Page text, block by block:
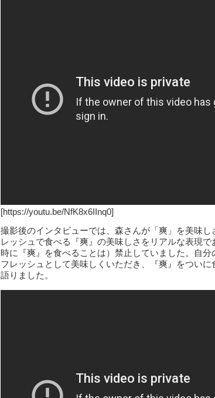
[https://youtu.be/NfK8x6IInq0]
撮影後のインタビューでは、森さんが「爽」を美味
レッシュで食べる『爽』の美味しさをリアルな表現
時に『爽』を食べることは）禁止していました。自
フレッシュとして美味しくいただき、『爽』をつい
語りました。